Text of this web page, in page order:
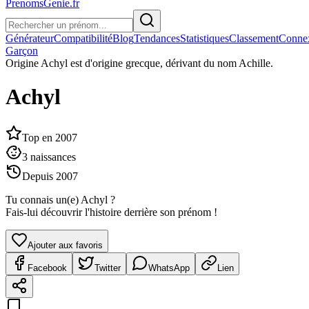
PrenomsGenie.fr
GénérateurCompatibilitéBlogTendancesStatistiquesClassement
Garçon
Origine Achyl est d'origine grecque, dérivant du nom Achille.
Achyl
Top en 2007
3 naissances
Depuis 2007
Tu connais un(e) Achyl ?
Fais-lui découvrir l'histoire derrière son prénom !
Ajouter aux favoris
Facebook Twitter WhatsApp Lien